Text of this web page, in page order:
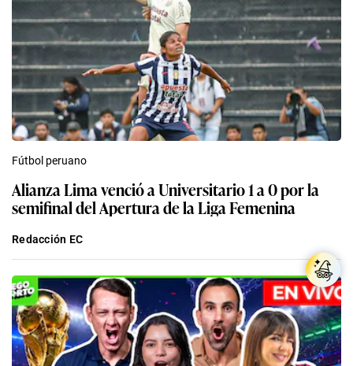
Fútbol peruano
Alianza Lima venció a Universitario 1 a 0 por la
semifinal del Apertura de la Liga Femenina
Redacción EC